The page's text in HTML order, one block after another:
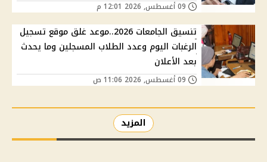
تنسيق الجامعات 2026..موعد غلق موقع تسجيل
الرغبات اليوم وعدد الطلاب المسجلين وما يحدث
بعد الأعلان
المزيد